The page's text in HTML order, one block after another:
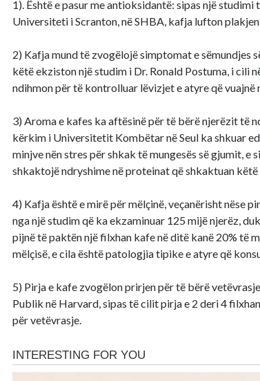
1). Është e pasur me antioksidantë: sipas një
Universiteti i Scranton, në SHBA, kafja lufton
2) Kafja mund të zvogëlojë simptomat e sëmundjes
këtë ekziston një studim i Dr. Ronald Postuma, i cili
ndihmon për të kontrolluar lëvizjet e atyre që vuajnë
3) Aroma e kafes ka aftësinë për të bërë njerëzit të
kërkim i Universitetit Kombëtar në Seul ka shkuar
minjve nën stres për shkak të mungesës së gjumit, e
shkaktojë ndryshime në proteinat që shkaktuan këtë
4) Kafja është e mirë për mëlçinë, veçanërisht nëse
nga një studim që ka ekzaminuar 125 mijë njerëz,
pijnë të paktën një filxhan kafe në ditë kanë 20% të
mëlçisë, e cila është patologjia tipike e atyre që
5) Pirja e kafe zvogëlon prirjen për të bërë
Publik në Harvard, sipas të cilit pirja e 2 deri 4
për vetëvrasje.